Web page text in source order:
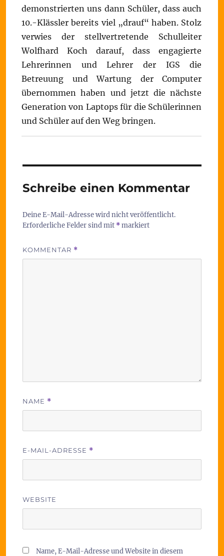
demonstrierten uns dann Schüler, dass auch
10.-Klässler bereits viel „drauf“ haben. Stolz
verwies der stellvertretende Schulleiter
Wolfhard Koch darauf, dass engagierte
Lehrerinnen und Lehrer der IGS die
Betreuung und Wartung der Computer
übernommen haben und jetzt die nächste
Generation von Laptops für die Schülerinnen
und Schüler auf den Weg bringen.
Schreibe einen Kommentar
Deine E-Mail-Adresse wird nicht veröffentlicht.
Erforderliche Felder sind mit *markiert
KOMMENTAR *
NAME *
E-MAIL-ADRESSE *
WEBSITE
Name, E-Mail-Adresse und Website in diesem